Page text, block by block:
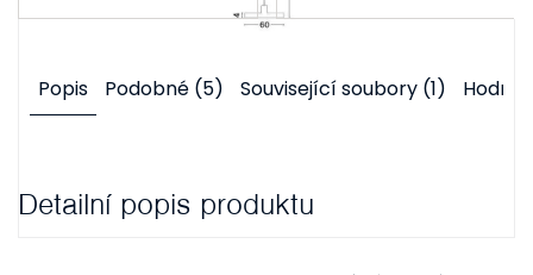
Popis Podobné (5) Související soubory (1)
Detailní popis produktu